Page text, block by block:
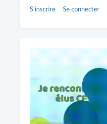
S’inscrire Se connecter